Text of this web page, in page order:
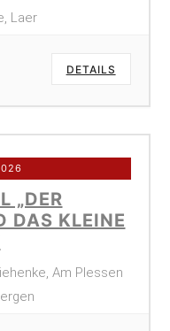
Laer
DETAILS
„DER
DAS KLEINE
Am Plessen